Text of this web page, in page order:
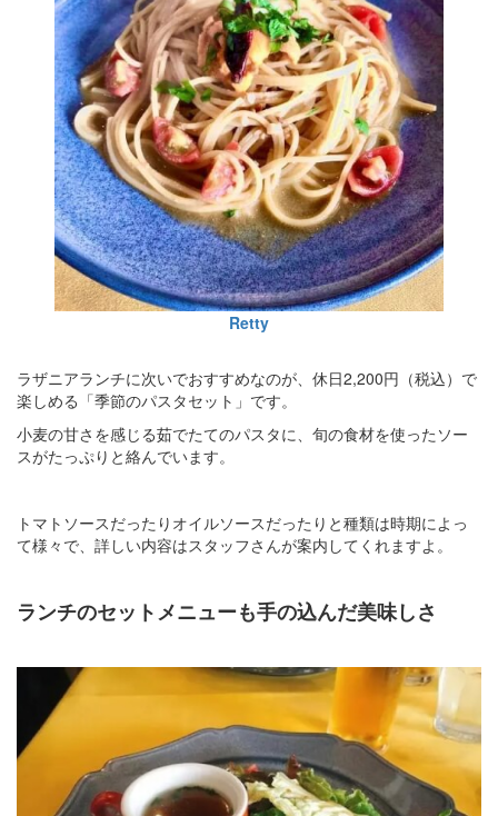
Retty
ラザニアランチに次いでおすすめなのが、休日2,200円（税込）で
楽しめる「季節のパスタセット」です。
小麦の甘さを感じる茹でたてのパスタに、旬の食材を使ったソー
スがたっぷりと絡んでいます。
トマトソースだったりオイルソースだったりと種類は時期によっ
て様々で、詳しい内容はスタッフさんが案内してくれますよ。
ランチのセットメニューも手の込んだ美味しさ